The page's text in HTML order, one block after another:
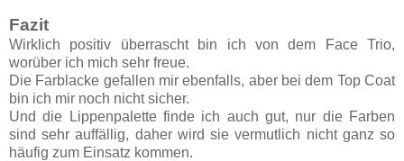
Fazit
Wirklich positiv überrascht bin ich von dem Face Trio,
worüber ich mich sehr freue.
Die Farblacke gefallen mir ebenfalls, aber bei dem Top Coat
bin ich mir noch nicht sicher.
Und die Lippenpalette finde ich auch gut, nur die Farben
sind sehr auffällig, daher wird sie vermutlich nicht ganz so
häufig zum Einsatz kommen.